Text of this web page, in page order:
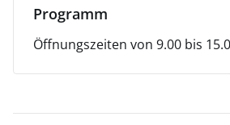
nicht, man muss nur alle zehn Jahre
(wie einen Führerschein).Werde
Programm
Öffnungszeiten von 9.00 bis